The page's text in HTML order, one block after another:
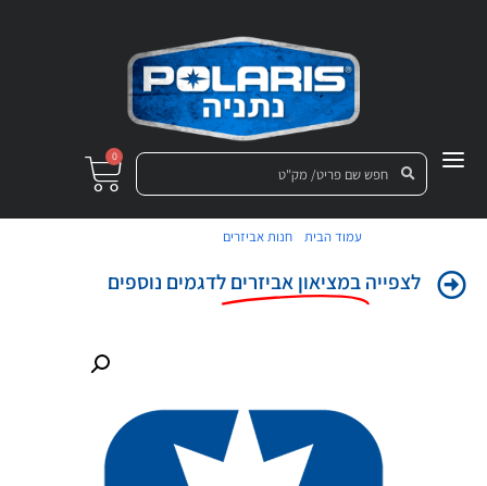
0
עמוד הבית /חנות אביזרים
לצפייהבמציאון אביזרים לדגמים נוספים